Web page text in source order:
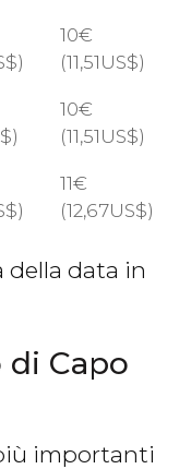
)
10€
(11,51 US$)
)
10€
(11,51 US$)
)
11€
(12,67US$)
della data in
Capo
importanti